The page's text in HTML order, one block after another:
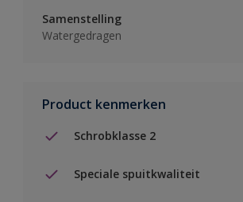
Samenstelling
Watergedragen
Product kenmerken
Schrobklasse 2
Speciale spuitkwaliteit